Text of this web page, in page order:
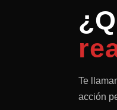
Te
acción